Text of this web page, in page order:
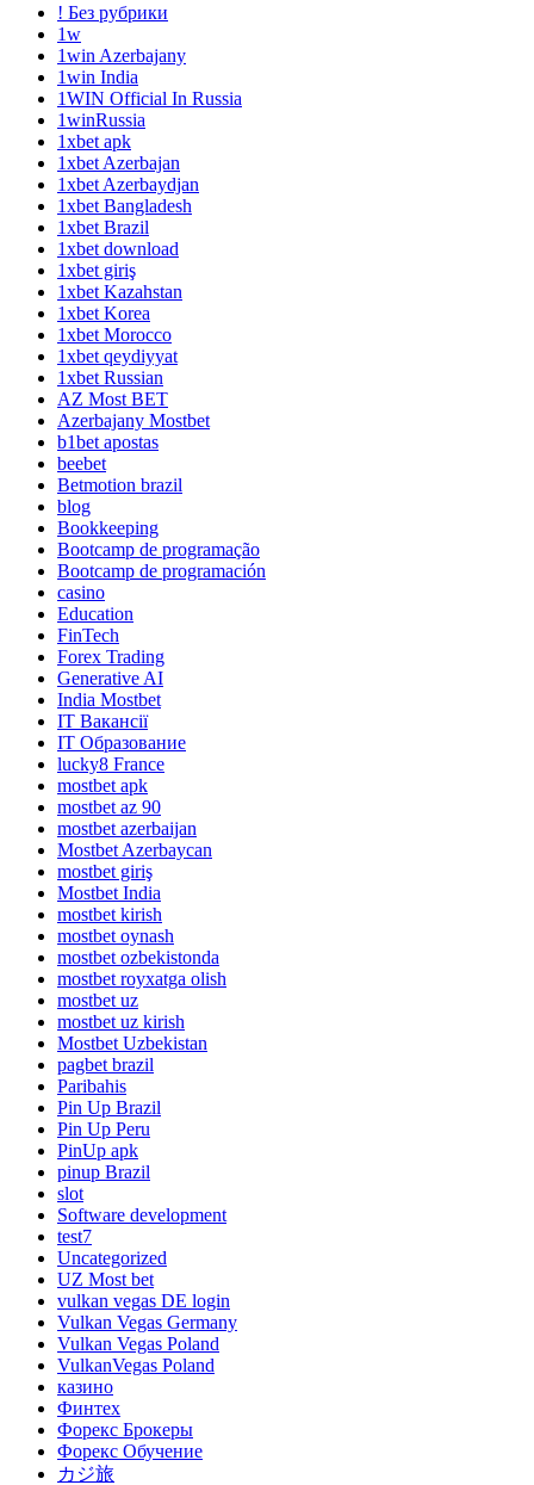
! Без рубрики
1w
1win Azerbajany
1win India
1WIN Official In Russia
1winRussia
1xbet apk
1xbet Azerbajan
1xbet Azerbaydjan
1xbet Bangladesh
1xbet Brazil
1xbet download
1xbet giriş
1xbet Kazahstan
1xbet Korea
1xbet Morocco
1xbet qeydiyyat
1xbet Russian
AZ Most BET
Azerbajany Mostbet
b1bet apostas
beebet
Betmotion brazil
blog
Bookkeeping
Bootcamp de programação
Bootcamp de programación
casino
Education
FinTech
Forex Trading
Generative AI
India Mostbet
IT Вакансії
IT Образование
lucky8 France
mostbet apk
mostbet az 90
mostbet azerbaijan
Mostbet Azerbaycan
mostbet giriş
Mostbet India
mostbet kirish
mostbet oynash
mostbet ozbekistonda
mostbet royxatga olish
mostbet uz
mostbet uz kirish
Mostbet Uzbekistan
pagbet brazil
Paribahis
Pin Up Brazil
Pin Up Peru
PinUp apk
pinup Brazil
slot
Software development
test7
Uncategorized
UZ Most bet
vulkan vegas DE login
Vulkan Vegas Germany
Vulkan Vegas Poland
VulkanVegas Poland
казино
Финтех
Форекс Брокеры
Форекс Обучение
カジ旅